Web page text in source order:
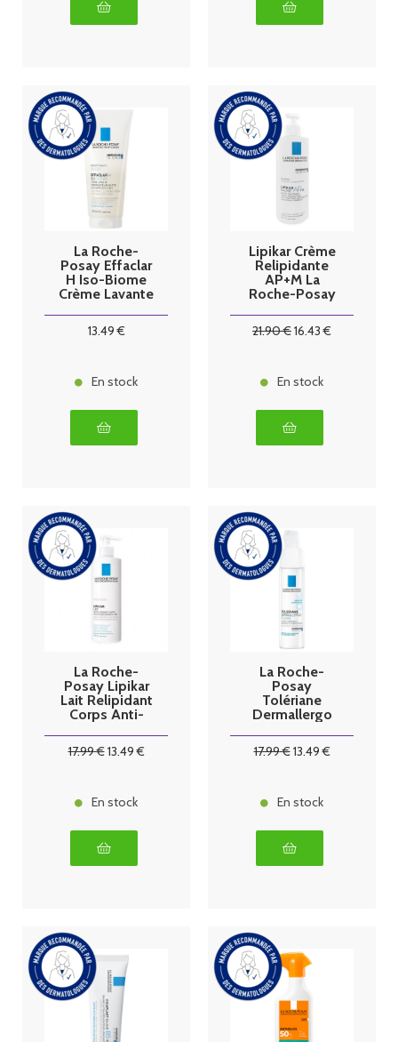
La Roche-
Posay Effaclar
H Iso-Biome
Crème Lavante
13.49€
En stock
Lipikar Crème
Relipidante
AP+M La
Roche-Posay
21.90€16.43 €
En stock
La Roche-
Posay Lipikar
Lait Relipidant
Corps Anti-
17.99€13.49€
En stock
La Roche-
Posay
Tolériane
Dermallergo
17.99€13.49€
En stock